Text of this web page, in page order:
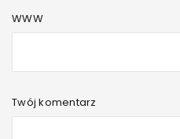
WWW
Twój komentarz